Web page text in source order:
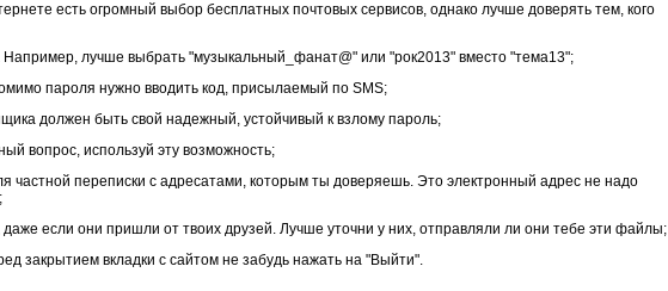
есть огромный выбор бесплатных почтовых сервисов, однако лучше доверять тем, кого
лучше выбрать "музыкальный_фанат@" или "рок2013" вместо "тема13";
пароля нужно вводить код, присылаемый по SMS;
должен быть свой надежный, устойчивый к взлому пароль;
вопрос, используй эту возможность;
частной переписки с адресатами, которым ты доверяешь. Это электронный адрес не надо
если они пришли от твоих друзей. Лучше уточни у них, отправляли ли они тебе эти файлы;
закрытием вкладки с сайтом не забудь нажать на "Выйти".